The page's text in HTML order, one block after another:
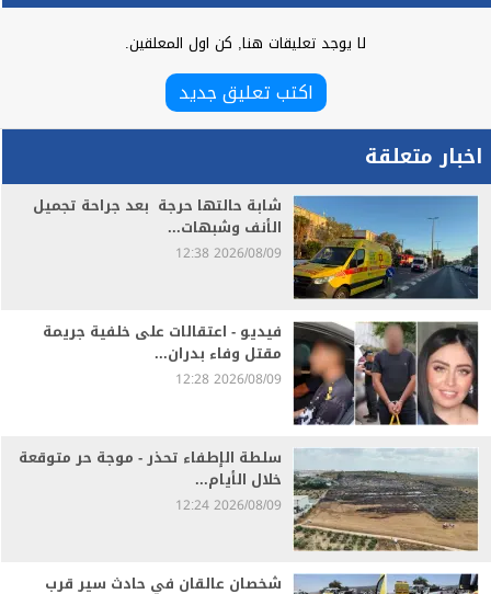
لا يوجد تعليقات هنا, كن اول المعلقين.
اكتب تعليق جديد
اخبار متعلقة
شابة حالتها حرجة بعد جراحة تجميل
الأنف وشبهات...
2026/08/09 12:38
فيديو - اعتقالات على خلفية جريمة
مقتل وفاء بدران...
2026/08/09 12:28
سلطة الإطفاء تحذر - موجة حر متوقعة
خلال الأيام...
2026/08/09 12:24
شخصان عالقان في حادث سير قرب